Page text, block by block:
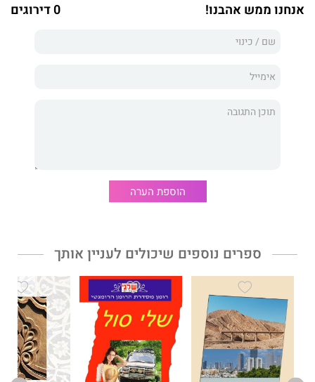
מביניהם: חודש שהיא תעמוד לשירותו - ותבלה במיטתו!
אנחנו ממש אהבנו! 0 דירוגים
הוספת הערה
ספרים נוספים שיכולים לעניין אותך